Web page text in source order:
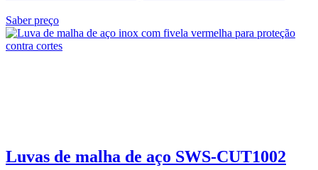
Saber preço
Luvas de malha de aço SWS-CUT1002